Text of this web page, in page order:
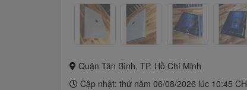
Quận Tân Bình, TP. Hồ Chí Minh
Cập nhật: thứ năm 06/08/2026 lúc 10:45 CH